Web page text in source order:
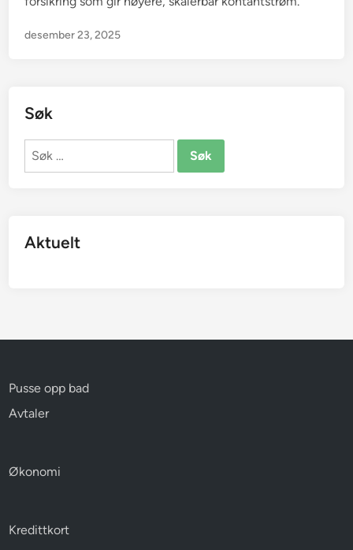
desember 23, 2025
Søk
Søk
Aktuelt
Pusse opp bad
Avtaler
Økonomi
Kredittkort